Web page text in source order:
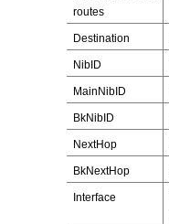
routes
Destination
NibID
MainNibID
BkNibID
NextHop
BkNextHop
Interface